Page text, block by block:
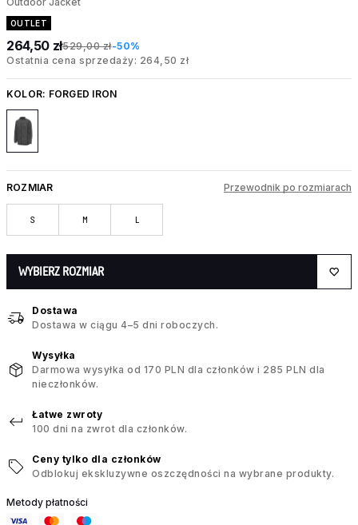
OUTLET
264,50 zł529,00 zł-50%
Ostatnia cena sprzedaży: 264,50 zł
KOLOR: FORGED IRON
ROZMIAR Przewodnik po rozmiarach
S M L
WYBIERZ ROZMIAR
Dostawa
Dostawa w ciągu 4–5 dni roboczych.
Wysyłka
Darmowa wysyłka od 170 PLN dla członków i 285 PLN dla
nieczłonków.
Łatwe zwroty
100 dni na zwrot dla członków.
Ceny tylko dla członków
Odblokuj ekskluzywne oszczędności na wybrane produkty.
Metody płatności